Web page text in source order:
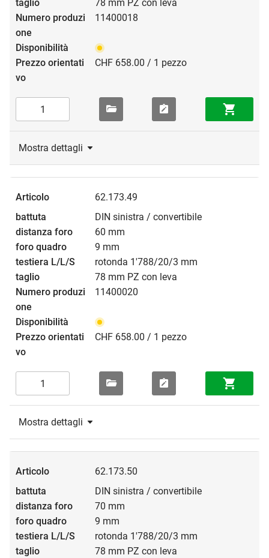
78 mm PZ con leva
11400018
CHF 658.00 / 1 pezzo
Mostra dettagli
62.173.49
DIN sinistra / convertibile
60 mm
9 mm
rotonda 1'788/20/3 mm
78 mm PZ con leva
11400020
CHF 658.00 / 1 pezzo
Mostra dettagli
62.173.50
DIN sinistra / convertibile
70 mm
9 mm
rotonda 1'788/20/3 mm
78 mm PZ con leva